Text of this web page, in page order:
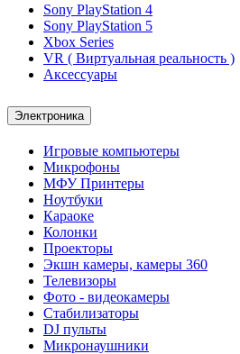
Sony PlayStation 4
Sony PlayStation 5
Xbox Series
VR ( Виртуальная реальность )
Аксессуары
Электроника
Игровые компьютеры
Микрофоны
МФУ Принтеры
Ноутбуки
Караоке
Колонки
Проекторы
Экшн камеры, камеры 360
Телевизоры
Фото - видеокамеры
Стабилизаторы
DJ пульты
Микронаушники